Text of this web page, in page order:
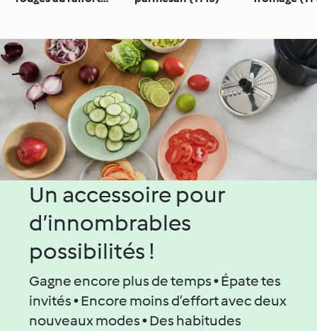
Un accessoire pour
d’innombrables
possibilités !
Gagne encore plus de temps • Épate tes
invités • Encore moins d’effort avec deux
nouveaux modes • Des habitudes